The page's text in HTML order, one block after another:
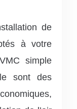
de
à votre
simple
sont des